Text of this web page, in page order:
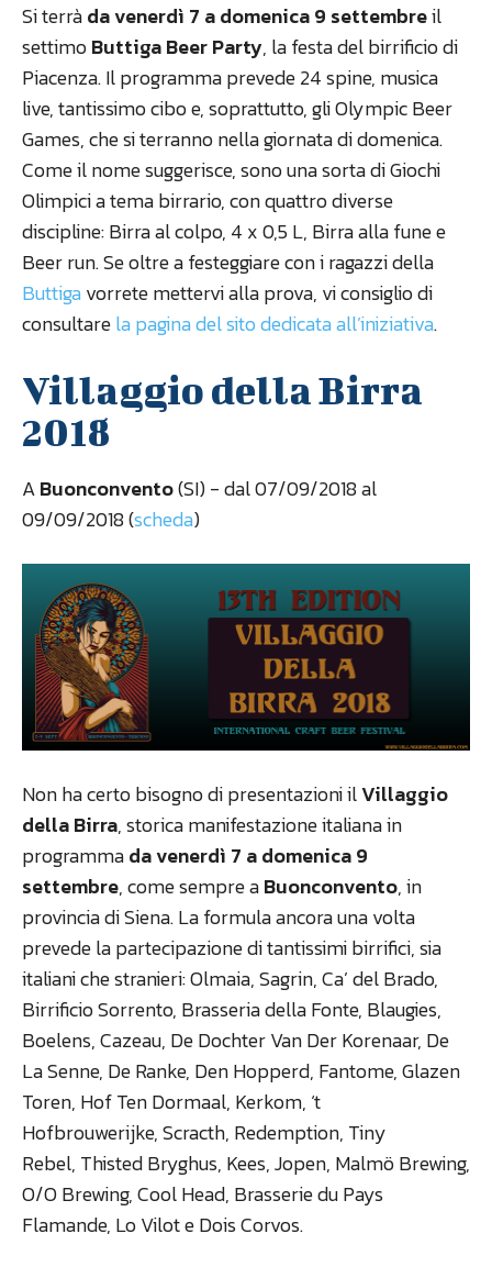
Si terràda venerdì 7 a domenica 9 settembreil
settimoButtiga Beer Party, la festa del birrificio di
Piacenza. Il programma prevede 24 spine, musica
live, tantissimo cibo e, soprattutto, gli Olympic Beer
Games, che si terranno nella giornata di domenica.
Come il nome suggerisce, sono una sorta di Giochi
Olimpici a tema birrario, con quattro diverse
discipline: Birra al colpo, 4 x 0,5 L, Birra alla fune e
Beer run. Se oltre a festeggiare con i ragazzi della
Buttigavorrete mettervi alla prova, vi consiglio di
consultarela pagina del sito dedicata all’iniziativa.
Villaggio della Birra
2018
ABuonconvento(SI) - dal 07/09/2018 al
09/09/2018 (scheda)
Non ha certo bisogno di presentazioni ilVillaggio
della Birra, storica manifestazione italiana in
programmada venerdì 7 a domenica 9
settembre, come sempre aBuonconvento, in
provincia di Siena. La formula ancora una volta
prevede la partecipazione di tantissimi birrifici, sia
italiani che stranieri: Olmaia, Sagrin, Ca’ del Brado,
Birrificio Sorrento, Brasseria della Fonte, Blaugies,
Boelens, Cazeau, De Dochter Van Der Korenaar, De
La Senne, De Ranke, Den Hopperd, Fantome, Glazen
Toren, Hof Ten Dormaal, Kerkom, ‘t
Hofbrouwerijke, Scracth, Redemption, Tiny
Rebel, Thisted Bryghus, Kees, Jopen, Malmö Brewing,
O/O Brewing, Cool Head, Brasserie du Pays
Flamande, Lo Vilot e Dois Corvos.